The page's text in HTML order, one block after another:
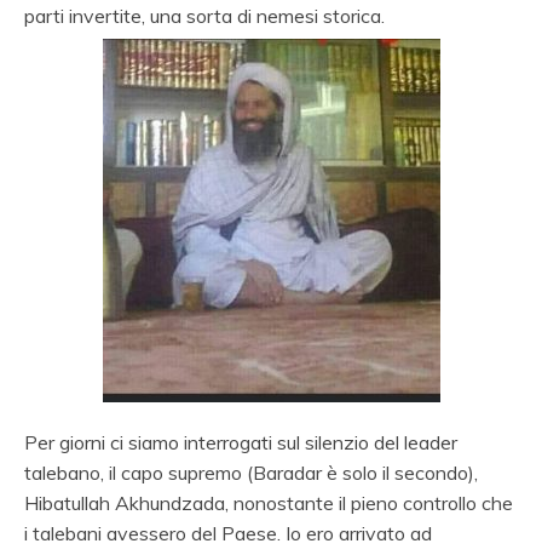
parti invertite, una sorta di nemesi storica.
Per giorni ci siamo interrogati sul silenzio del leader
talebano, il capo supremo (Baradar è solo il secondo),
Hibatullah Akhundzada, nonostante il pieno controllo che
i talebani avessero del Paese. Io ero arrivato ad